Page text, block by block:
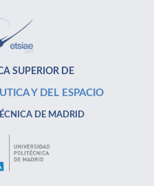
SUPERIOR DE
Y DEL ESPACIO
DE MADRID